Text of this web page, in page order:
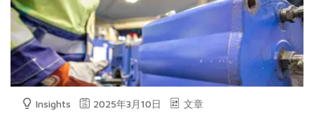
Insights 2025年3月10日 文章